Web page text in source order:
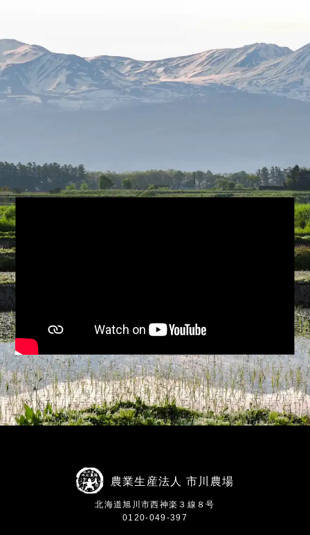
農業生産法人 市川農場
北海道旭川市西神楽３線８号
0120-049-397